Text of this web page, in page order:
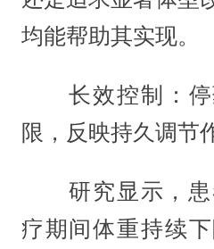
均能帮助其实现。
长效控制：停
限，反映持久调节
研究显示，患
疗期间体重持续